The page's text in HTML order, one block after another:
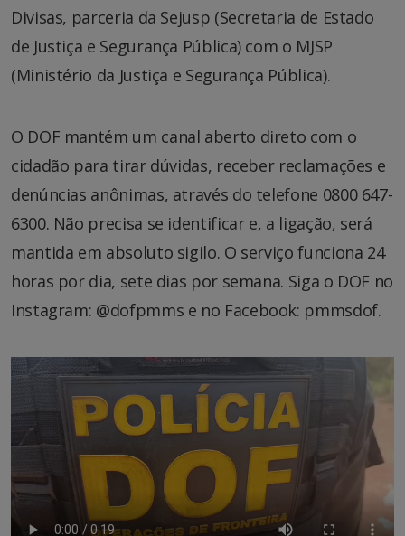
Divisas, parceria da Sejusp (Secretaria de Estado
de Justiça e Segurança Pública) com o MJSP
(Ministério da Justiça e Segurança Pública).
O DOF mantém um canal aberto direto com o
cidadão para tirar dúvidas, receber reclamações e
denúncias anônimas, através do telefone 0800 647-
6300. Não precisa se identificar e, a ligação, será
mantida em absoluto sigilo. O serviço funciona 24
horas por dia, sete dias por semana. Siga o DOF no
Instagram: @dofpmms e no Facebook: pmmsdof.